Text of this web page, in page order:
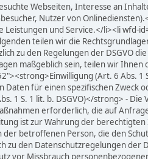
Webseiten, Interesse an
Nutzer von
Leistungen und Service.</li><li
teilen wir die
zu den Regelungen der DSGVO
maßgeblich sein, teilen wir
(Art. 6 Abs.
für einen spezifischen
1 S. 1 lit. b. DSGVO)</strong> -
erforderlich, die auf
ist zur Wahrung der
betroffenen Person, die den
zu den Datenschutzregelungen
vor Missbrauch